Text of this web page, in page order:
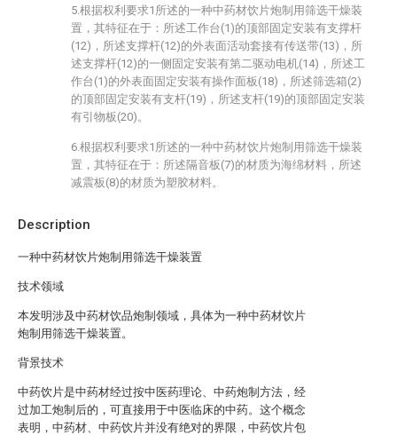
Description
一种中药材饮片炮制用筛选干燥装置
技术领域
本发明涉及中药材饮品炮制领域，具体为一种中药材饮片
炮制用筛选干燥装置。
背景技术
中药饮片是中药材经过按中医药理论、中药炮制方法，经
过加工炮制后的，可直接用于中医临床的中药。这个概念
表明，中药材、中药饮片并没有绝对的界限，中药饮片包
5.根据权利要求1所述的一种中药材饮片炮制用筛选干燥装
置，其特征在于：所述工作台(1)的顶部固定安装有支撑杆
(12)，所述支撑杆(12)的外表面活动套接有传送带(13)，所
述支撑杆(12)的一侧固定安装有第二驱动电机(14)，所述工
作台(1)的外表面固定安装有操作面板(18)，所述筛选箱(2)
的顶部固定安装有支杆(19)，所述支杆(19)的顶部固定安装
有引物板(20)。
6.根据权利要求1所述的一种中药材饮片炮制用筛选干燥装
置，其特征在于：所述隔音板(7)的材质为海绵材料，所述
减震板(8)的材质为塑胶材料。